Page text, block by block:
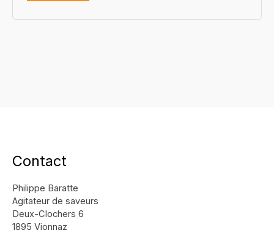
Contact
Philippe Baratte
Agitateur de saveurs
Deux-Clochers 6
1895 Vionnaz